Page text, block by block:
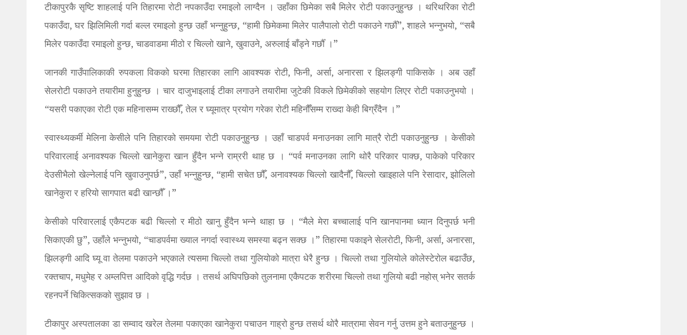
टीकापुरकै सृष्टि शाहलाई पनि तिहारमा रोटी नपकाउँदा रमाइलो लाग्दैन । उहाँका छिमेका सबै मिलेर रोटी पकाउनुहुन्छ । थरिथरिका रोटी
पकाउँदा, घर झिलिमिली गर्दा बल्ल रमाइलो हुन्छ उहाँ भन्नुहुन्छ, “हामी छिमेकमा मिलेर पालैपालो रोटी पकाउने गर्छौँ”, शाहले भन्नुभयो, “सबै
मिलेर पकाउँदा रमाइलो हुन्छ, चाडवाडमा मीठो र चिल्लो खाने, खुवाउने, अरुलाई बाँड्ने गर्छौँ ।”
जानकी गाउँपालिकाकी रुपकला विकको घरमा तिहारका लागि आवश्यक रोटी, फिनी, अर्सा, अनारसा र झिलङ्गी पाकिसके । अब उहाँ
सेलरोटी पकाउने तयारीमा हुनुहुन्छ । चार दाजुभाइलाई टीका लगाउने तयारीमा जुटेकी विकले छिमेकीको सहयोग लिएर रोटी पकाउनुभयो ।
“यसरी पकाएका रोटी एक महिनासम्म राख्छौँ, तेल र घ्यूमात्र प्रयोग गरेका रोटी महिनौँसम्म राख्दा केही बिग्रँदैन ।”
स्वास्थ्यकर्मी मेलिना केसीले पनि तिहारको समयमा रोटी पकाउनुहुन्छ । उहाँ चाडपर्व मनाउनका लागि मात्रै रोटी पकाउनुहुन्छ । केसीको
परिवारलाई अनावश्यक चिल्लो खानेकुरा खान हुँदैन भन्ने राम्ररी थाह छ । “पर्व मनाउनका लागि थोरै परिकार पाक्छ, पाकेको परिकार
देउसीभैलो खेल्नेलाई पनि खुवाउनुपर्छ”, उहाँ भन्नुहुन्छ, “हामी सचेत छौँ, अनावश्यक चिल्लो खादैनौँ, चिल्लो खाइहाले पनि रेसादार, झोलिलो
खानेकुरा र हरियो सागपात बढी खान्छौँ ।”
केसीको परिवारलाई एकैपटक बढी चिल्लो र मीठो खानु हुँदैन भन्ने थाहा छ । “मैले मेरा बच्चालाई पनि खानपानमा ध्यान दिनुपर्छ भनी
सिकाएकी छु”, उहाँले भन्नुभयो, “चाडपर्वमा ख्याल नगर्दा स्वास्थ्य समस्या बढ्न सक्छ ।” तिहारमा पकाइने सेलरोटी, फिनी, अर्सा, अनारसा,
झिलङ्गी आदि घ्यू वा तेलमा पकाउने भएकाले त्यसमा चिल्लो तथा गुलियोको मात्रा धेरै हुन्छ । चिल्लो तथा गुलियोले कोलेस्टेरोल बढाउँछ,
रक्तचाप, मधुमेह र अम्लपित्त आदिको वृद्धि गर्दछ । तसर्थ अघिपछिको तुलनामा एकैपटक शरीरमा चिल्लो तथा गुलियो बढी नहोस् भनेर सतर्क
रहनपर्ने चिकित्सकको सुझाव छ ।
टीकापुर अस्पतालका डा सम्वाद खरेल तेलमा पकाएका खानेकुरा पचाउन गाह्रो हुन्छ तसर्थ थोरै मात्रामा सेवन गर्नु उत्तम हुने बताउनुहुन्छ ।